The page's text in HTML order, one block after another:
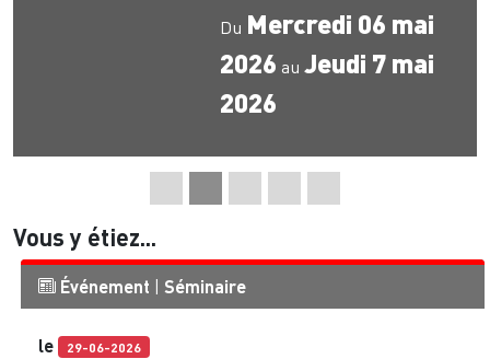
Du Mercredi 06 mai
2026 auJeudi 7 mai
2026
Vous y étiez...
Événement | Séminaire
le 29-06-2026